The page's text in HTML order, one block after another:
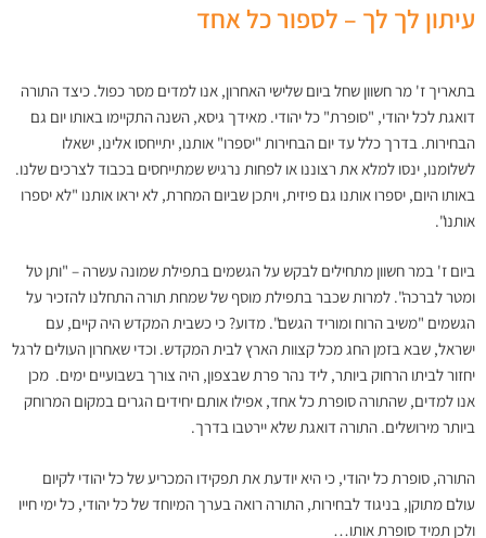
עיתון לך לך – לספור כל אחד
בתאריך ז' מר חשוון שחל ביום שלישי האחרון, אנו למדים מסר כפול. כיצד התורה
דואגת לכל יהודי, "סופרת" כל יהודי. מאידך גיסא, השנה התקיימו באותו יום גם
הבחירות. בדרך כלל עד יום הבחירות "יספרו" אותנו, יתייחסו אלינו, ישאלו
לשלומנו, ינסו למלא את רצוננו או לפחות נרגיש שמתייחסים בכבוד לצרכים שלנו.
באותו היום, יספרו אותנו גם פיזית, ויתכן שביום המחרת, לא יראו אותנו "לא יספרו
אותנו".
ביום ז' במר חשוון מתחילים לבקש על הגשמים בתפילת שמונה עשרה – "ותן טל
ומטר לברכה". למרות שכבר בתפילת מוסף של שמחת תורה התחלנו להזכיר על
הגשמים "משיב הרוח ומוריד הגשם". מדוע? כי כשבית המקדש היה קיים, עם
ישראל, שבא בזמן החג מכל קצוות הארץ לבית המקדש. וכדי שאחרון העולים לרגל
יחזור לביתו הרחוק ביותר, ליד נהר פרת שבצפון, היה צורך בשבועיים ימים. מכן
אנו למדים, שהתורה סופרת כל אחד, אפילו אותם יחידים הגרים במקום המרוחק
ביותר מירושלים. התורה דואגת שלא יירטבו בדרך.
התורה, סופרת כל יהודי, כי היא יודעת את תפקידו המכריע של כל יהודי לקיום
עולם מתוקן, בניגוד לבחירות, התורה רואה בערך המיוחד של כל יהודי, כל ימי חייו
ולכן תמיד סופרת אותו…